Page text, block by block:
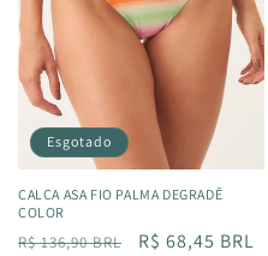
Esgotado
CALÇA ASA FIO PALMA DEGRADÊ
COLOR
Preço
R$ 136,90 BRL
Preço
R$ 68,45 BRL